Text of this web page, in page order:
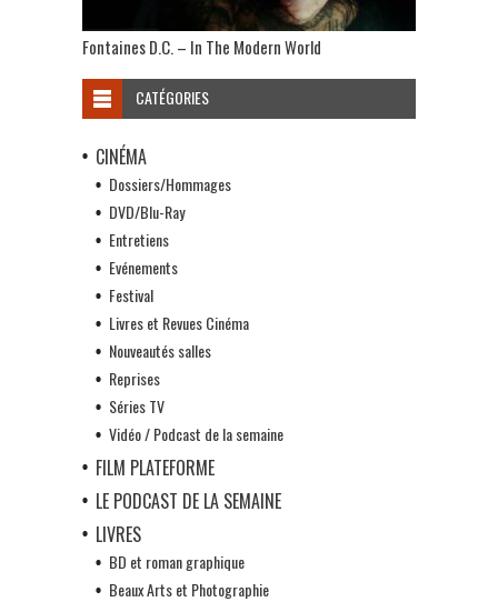
Fontaines D.C. – In The Modern World
CATÉGORIES
CINÉMA
Dossiers/Hommages
DVD/Blu-Ray
Entretiens
Evénements
Festival
Livres et Revues Cinéma
Nouveautés salles
Reprises
Séries TV
Vidéo / Podcast de la semaine
FILM PLATEFORME
LE PODCAST DE LA SEMAINE
LIVRES
BD et roman graphique
Beaux Arts et Photographie